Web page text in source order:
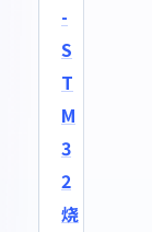
-
S
T
M
3
2
烧